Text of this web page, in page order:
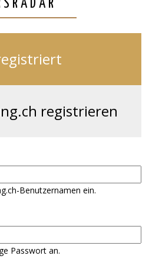
registrieren
Benutzernamen ein.
Passwort an.